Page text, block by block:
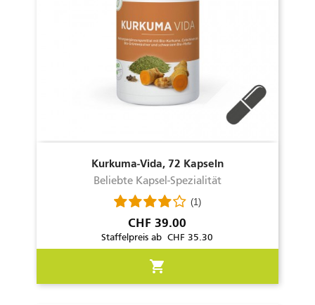
Kurkuma-Vida, 72 Kapseln
Beliebte Kapsel-Spezialität
(1)
Preis
CHF 39.00
Staffelpreis ab CHF 35.30
shopping_cart